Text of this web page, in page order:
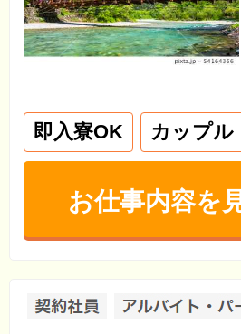
即入寮OK カップル
お仕事内容を